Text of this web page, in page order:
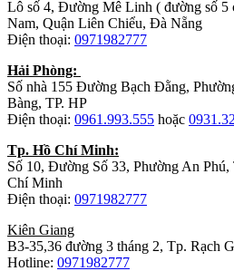
Lô số 4, Đường Mê Linh ( đường số 5
Nam, Quận Liên Chiểu, Đà Nẵng
Điện thoại: 0971982777
Hải Phòng:
Số nhà 155 Đường Bạch Đằng,
Bàng, TP. HP
Điện thoại: 0961.993.555 hoặc
Tp. Hồ Chí Minh:
Số 10, Đường Số 33, Phường An
Chí Minh
Điện thoại: 0971982777
Kiên Giang
B3-35,36 đường 3 tháng 2, Tp. Rạch
Hotline: 0971982777